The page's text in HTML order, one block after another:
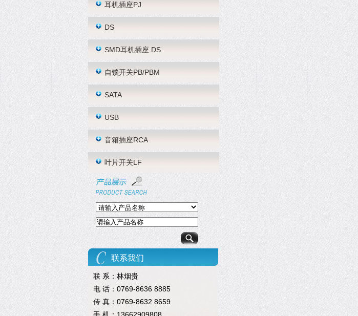
耳机插座PJ
DS
SMD耳机插座 DS
自锁开关PB/PBM
SATA
USB
音箱插座RCA
叶片开关LF
联系我们
联 系：林烟贵
电 话：0769-8636 8885
传 真：0769-8632 8659